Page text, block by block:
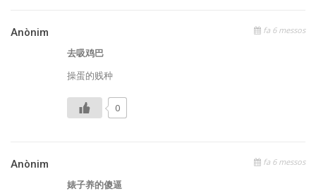
Anònim fa 6 messos
去吸鸡巴
操蛋的贱种
0
Anònim fa 6 messos
婊子养的傻逼